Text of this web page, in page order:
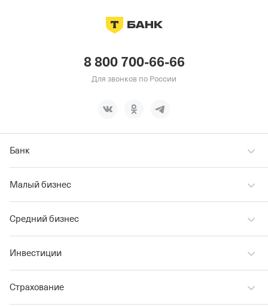
8 800 700-66-66
Для звонков по России
Банк
Малый бизнес
Средний бизнес
Инвестиции
Страхование